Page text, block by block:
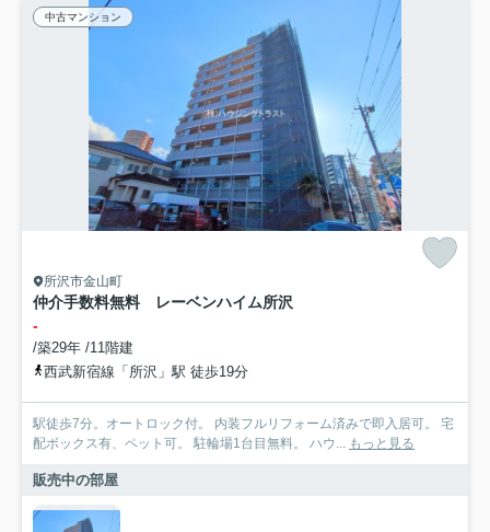
中古マンション
所沢市金山町
仲介手数料無料 レーベンハイム所沢
-
/築29年 /11階建
西武新宿線「所沢」駅 徒歩19分
駅徒歩7分。オートロック付。 内装フルリフォーム済みで即入居可。 宅
配ボックス有、ペット可。 駐輪場1台目無料。 ハウ... もっと見る
販売中の部屋